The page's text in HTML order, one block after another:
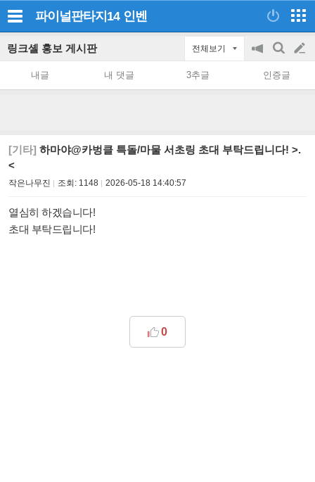
파이널판타지14 인벤
링크셸 홍보 게시판 전체보기
공
on/off
검
색
글
쓰
내글 내 댓글 3추글 인증글
[기타] 하마야@카벙클 특돌/마물 서초링 초대 부탁드립니다! >.
<
작은나무진 조회: 1148 2026-05-18 14:40:57
열심히 하겠습니다!
초대 부탁드립니다!
0